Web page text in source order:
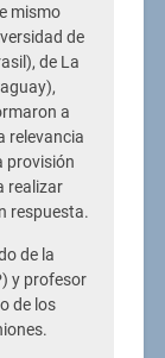
mismo
de
de La
a
relevancia
provisión
realizar
respuesta.
de la
y profesor
de los